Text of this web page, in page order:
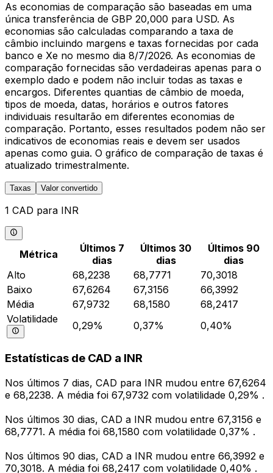
As economias de comparação são baseadas em uma
única transferência de GBP 20,000 para USD. As
economias são calculadas comparando a taxa de
câmbio incluindo margens e taxas fornecidas por cada
banco e Xe no mesmo dia 8/7/2026. As economias de
comparação fornecidas são verdadeiras apenas para o
exemplo dado e podem não incluir todas as taxas e
encargos. Diferentes quantias de câmbio de moeda,
tipos de moeda, datas, horários e outros fatores
individuais resultarão em diferentes economias de
comparação. Portanto, esses resultados podem não ser
indicativos de economias reais e devem ser usados
apenas como guia. O gráfico de comparação de taxas é
atualizado trimestralmente.
Taxas Valor convertido
1 CAD para INR
Métrica
Últimos 7
dias
Últimos 30
dias
Últimos 90
dias
Alto
68,2238 68,7771
70,3018
Baixo
67,6264 67,3156
66,3992
Média
67,9732 68,1580
68,2417
Volatilidade
0,29% 0,37% 0,40%
Estatísticas de CAD a INR
Nos últimos 7 dias, CAD para INR mudou entre 67,6264
e 68,2238. A média foi 67,9732 com volatilidade 0,29% .
Nos últimos 30 dias, CAD a INR mudou entre 67,3156 e
68,7771. A média foi 68,1580 com volatilidade 0,37% .
Nos últimos 90 dias, CAD a INR mudou entre 66,3992 e
70,3018. A média foi 68,2417 com volatilidade 0,40% .